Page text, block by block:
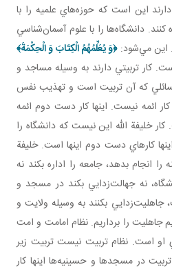
اين است که حوزه‌هاي علميه را با
دانشگاه‌ها را با علوم آسمان‌شناسي
اين مي‌شود:﴿وَيُعَلِّمُهُمُ الْكِتَابَ وَ الْحِكْمَةَ﴾
کار تربيتي دارند به وسيله مساجد و
که آن تربيت است و تهذيب نفس
ائمه نيست. اينها کار دست دوم ائمه
خليفة الله اين نيست که دانشگاه را
کارهاي دست دوم اينها است. خليفة
انجام بدهد، جامعه را اداره بکند نه
نه جهالت‌زدايي بکند در مسجد و
بکنند به وسيله ولايت و
جاهليت را برداريم. نظام امامت و امت
او است. نظام تربيت نيست تربيت زير
در مسجدها و حسينيه‌ها اينها کار